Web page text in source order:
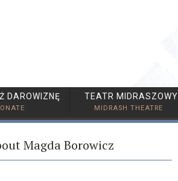
DAROWIZNĘ TEATR MIDRASZOWY
MIDRASH THEATRE
Magda Borowicz